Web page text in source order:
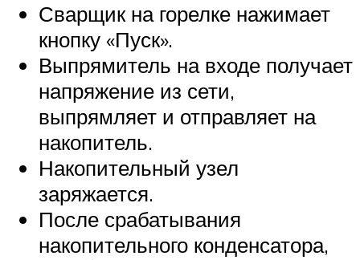
Сварщик на горелке нажимает
кнопку «Пуск».
Выпрямитель на входе получает
напряжение из сети,
выпрямляет и отправляет на
накопитель.
Накопительный узел
заряжается.
После срабатывания
накопительного конденсатора,